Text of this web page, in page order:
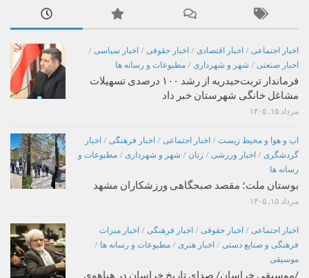
اخبار اجتماعی / اخبار اقتصادی / اخبار حقوقی / اخبار سیاسی /
اخبار صنعتی / شهر و شهرداری / مطبوعات و رسانه ها
فرماندار تربت‌حیدریه از رشد ۱۰۰ درصدی تسهیلات
مشاغل خانگی شهرستان خبر داد
مرداد ۱۵, ۱۴۰۵
اب و هوا و محیط زیست / اخبار اجتماعی / اخبار فرهنگی / اخبار
گردشگری / اخبار ورزشی / زنان / شهر و شهرداری / مطبوعات و
رسانه ها
بوستان ملت؛ مقصد صبحگاهی ورزشکاران مشهد
مرداد ۱۵, ۱۴۰۵
اخبار اجتماعی / اخبار حقوقی / اخبار فرهنگی / اخبار میراث
فرهنگی و صنایع دستی / اخبار هنری / مطبوعات و رسانه ها /
موسیقی
/موسیقی خراسان/ صدای تاریخ خراسان در هیاهوی